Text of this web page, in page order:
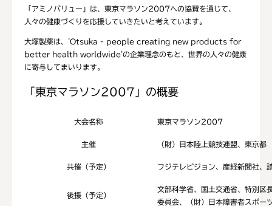
「アミノバリュー」は、東京マラソン2007への協賛を通じて、
人々の健康づくりを応援していきたいと考えています。
大塚製薬は、'Otsuka - people creating new products for
better health worldwide'の企業理念のもと、世界の人々の健康
に寄与してまいります。
「東京マラソン2007」の概要
大会名称 東京マラソン2007
主催 （財）日本陸上競技連盟、東京都
共催（予定） フジテレビジョン、産経新聞社、
後援（予定）
文部科学省、国土交通省、特別区
委員会、（財）日本障害者スポー